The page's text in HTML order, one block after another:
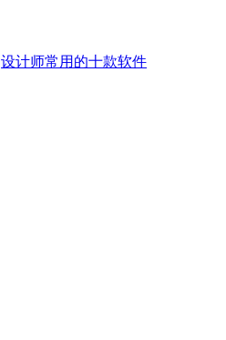
设计师常用的十款软件